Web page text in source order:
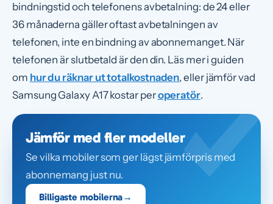
bindningstid och telefonens avbetalning: de 24 eller
36 månaderna gäller oftast avbetalningen av
telefonen, inte en bindning av abonnemanget. När
telefonen är slutbetald är den din. Läs mer i guiden
om hur du räknar ut totalkostnaden, eller jämför vad
Samsung Galaxy A17 kostar peroperatör.
Jämför med fler modeller
Se vilka mobiler som ger lägst jämförpris med
abonnemang just nu.
Billigaste mobilerna→